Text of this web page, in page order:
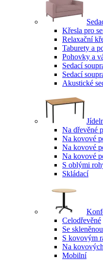
Křesla pro
Relaxační
Taburety a
Pohovky a
Sedací
Sedací
Akustické
Na dřevěné
Na kovové
Na kovové
Na kovové
S oblými
Skládací
Celodřevěné
Se
S kovovým
Na
Mobilní